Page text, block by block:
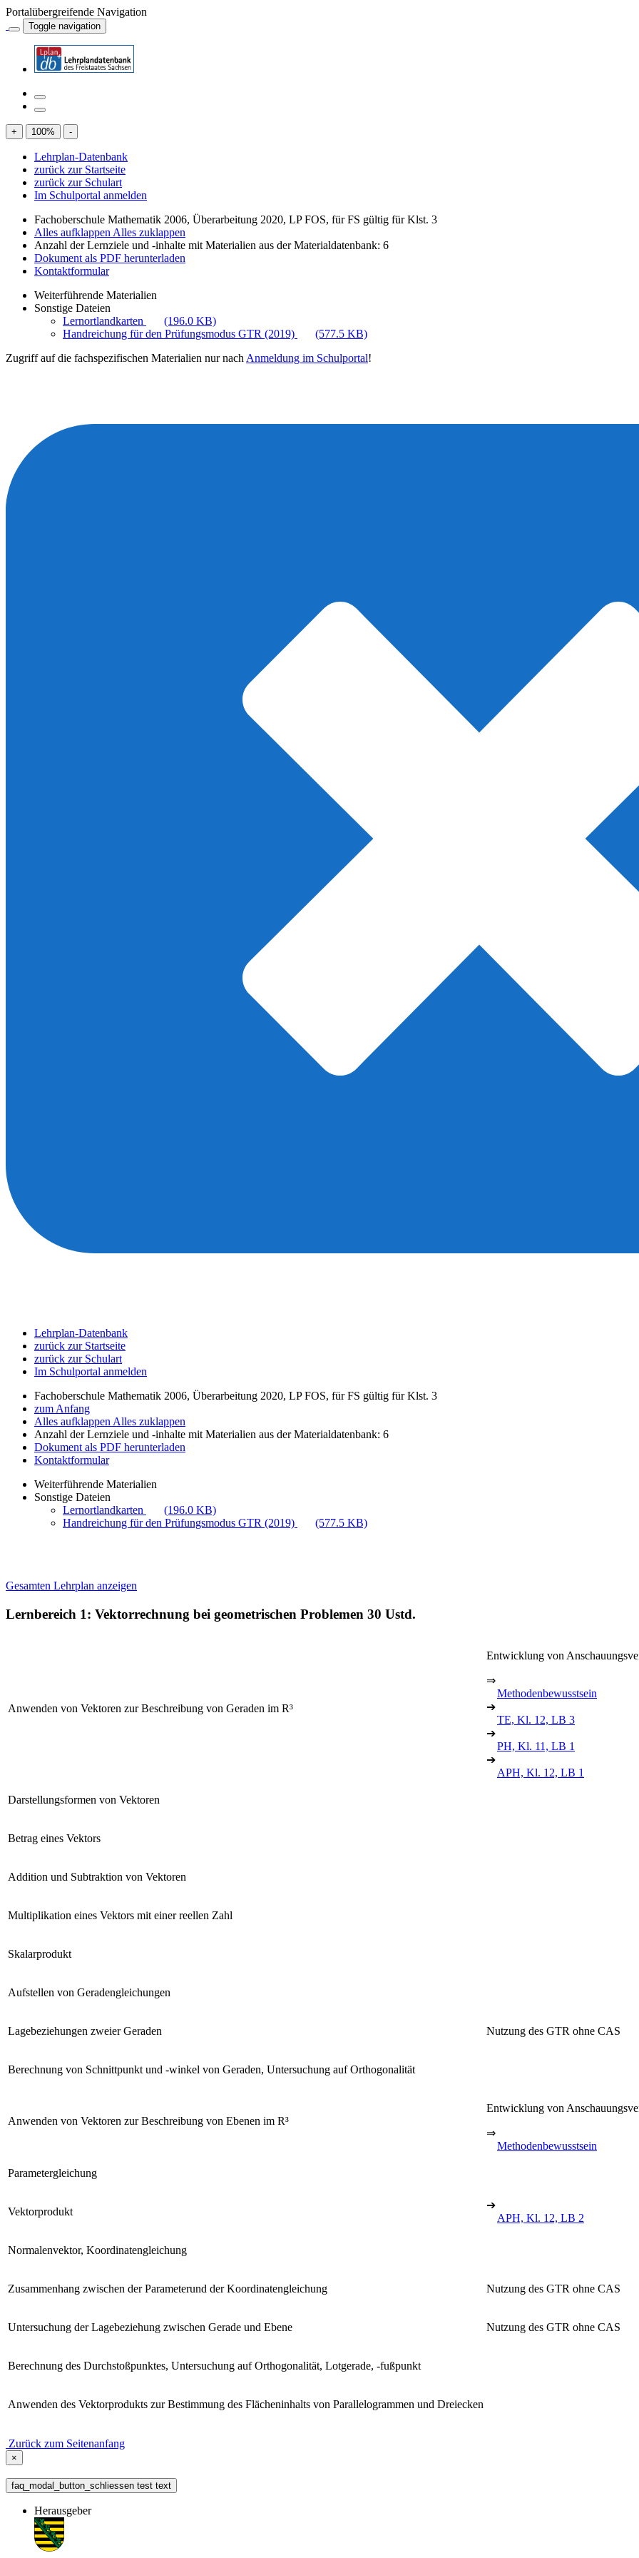
Portalübergreifende Navigation
Toggle navigation
+ 100% -
Lehrplan-Datenbank
zurück zur Startseite
zurück zur Schulart
Im Schulportal anmelden
Fachoberschule Mathematik 2006, Überarbeitung 2020, LP FOS, für FS gültig für Klst. 3
Alles aufklappen Alles zuklappen
Anzahl der Lernziele und -inhalte mit Materialien aus der Materialdatenbank: 6
Dokument als PDF herunterladen
Kontaktformular
Weiterführende Materialien
Sonstige Dateien
Lernortlandkarten
(196.0 KB)
Handreichung für den Prüfungsmodus GTR (2019)
(577.5 KB)
Zugriff auf die fachspezifischen Materialien nur nach Anmeldung im Schulportal!
Lehrplan-Datenbank
zurück zur Startseite
zurück zur Schulart
Im Schulportal anmelden
Fachoberschule Mathematik 2006, Überarbeitung 2020, LP FOS, für FS gültig für Klst. 3
zum Anfang
Alles aufklappen Alles zuklappen
Anzahl der Lernziele und -inhalte mit Materialien aus der Materialdatenbank: 6
Dokument als PDF herunterladen
Kontaktformular
Weiterführende Materialien
Sonstige Dateien
Lernortlandkarten
(196.0 KB)
Handreichung für den Prüfungsmodus GTR (2019)
(577.5 KB)
Gesamten Lehrplan anzeigen
Lernbereich 1: Vektorrechnung bei geometrischen Problemen 30 Ustd.
Anwenden von Vektoren zur Beschreibung von Geraden im R³
Entwicklung von
⇒
Methodenbewusstsein
➔
TE, Kl. 12, LB 3
➔
PH, Kl. 11, LB 1
➔
APH, Kl. 12, LB 1
Darstellungsformen von Vektoren
Betrag eines Vektors
Addition und Subtraktion von Vektoren
Multiplikation eines Vektors mit einer reellen Zahl
Skalarprodukt
Aufstellen von Geradengleichungen
Lagebeziehungen zweier Geraden Nutzung des GTR ohne CAS
Berechnung von Schnittpunkt und -winkel von Geraden, Untersuchung auf Orthogonalität
Anwenden von Vektoren zur Beschreibung von Ebenen im R³
Entwicklung von
⇒
Methodenbewusstsein
Parametergleichung
Vektorprodukt
➔
APH, Kl. 12, LB 2
Normalenvektor, Koordinatengleichung
Zusammenhang zwischen der Parameterund der Koordinatengleichung Nutzung des GTR ohne CAS
Untersuchung der Lagebeziehung zwischen Gerade und Ebene Nutzung des GTR ohne CAS
Berechnung des Durchstoßpunktes, Untersuchung auf Orthogonalität, Lotgerade, -fußpunkt
Anwenden des Vektorprodukts zur Bestimmung des Flächeninhalts von Parallelogrammen und Dreiecken
Zurück zum Seitenanfang
×
faq_modal_button_schliessen test text
Herausgeber